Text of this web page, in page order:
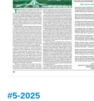
#5-2025